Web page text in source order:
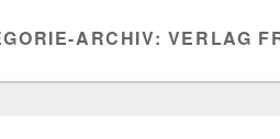
ARCHIV: VERLAG